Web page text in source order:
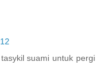
suami untuk pergi